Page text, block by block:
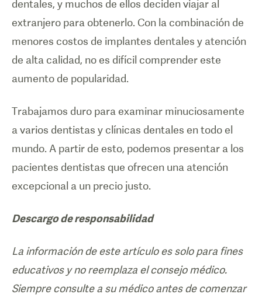
dentales, y muchos de ellos deciden viajar al
extranjero para obtenerlo. Con la combinación de
menores costos de implantes dentales y atención
de alta calidad, no es difícil comprender este
aumento de popularidad.
Trabajamos duro para examinar minuciosamente
a varios dentistas y clínicas dentales en todo el
mundo. A partir de esto, podemos presentar a los
pacientes dentistas que ofrecen una atención
excepcional a un precio justo.
Descargo de responsabilidad
La información de este artículo es solo para fines
educativos y no reemplaza el consejo médico.
Siempre consulte a su médico antes de comenzar